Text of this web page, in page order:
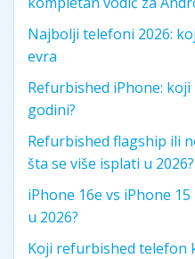
Najbolji telefoni 2026:
evra
Refurbished iPhone:
godini?
Refurbished flagship ili
šta se više isplati u 2026?
iPhone 16e vs iPhone
u 2026?
Koji refurbished telefon